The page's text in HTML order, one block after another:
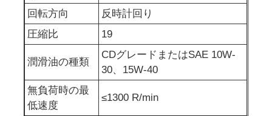
発電機のディーゼル機関
排水水ポンプ
回転方向
反時計回り
圧縮比
19
潤滑油の種類
CDグレードまたはSAE 10W-
30、15W-40
無負荷時の最
低速度
≤1300 R/min